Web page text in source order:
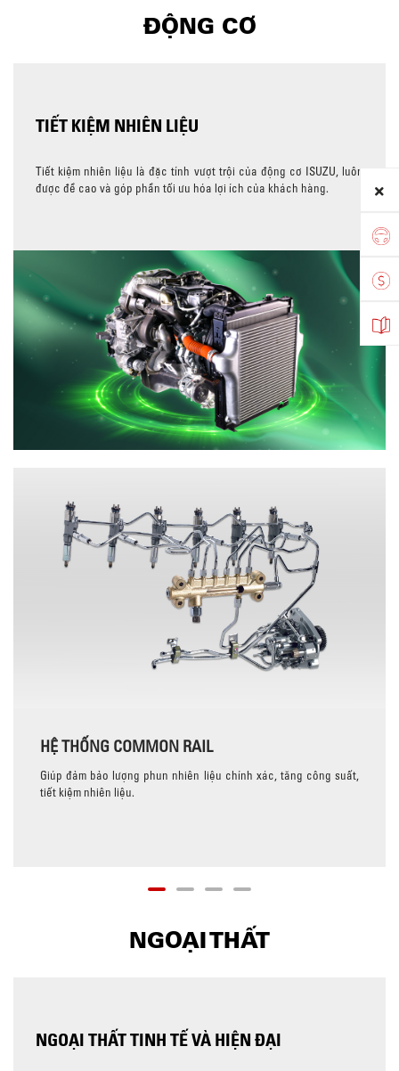
ĐỘNG CƠ
TIẾT KIỆM NHIÊN LIỆU
Tiết kiệm nhiên liệu là đặc tính vượt trội của động cơ ISUZU, luôn
được đề cao và góp phần tối ưu hóa lợi ích của khách hàng.
HỆ THỐNG COMMON RAIL
Giúp đảm bảo lượng phun nhiên liệu chính xác, tăng công suất,
tiết kiệm nhiên liệu.
NGOẠI THẤT
NGOẠI THẤT TINH TẾ VÀ HIỆN ĐẠI